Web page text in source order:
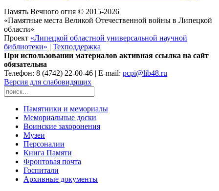
Память Вечного огня © 2015-2026
«Памятные места Великой Отечественной войны в Липецкой
области»
Проект «Липецкой областной универсальной научной
библиотеки»
Техподдержка
При использовании материалов активная ссылка на сайт
обязательна
Телефон: 8 (4742) 22-00-46 | E-mail: pcpi@lib48.ru
Версия для слабовидящих
Памятники и мемориалы
Мемориальные доски
Воинские захоронения
Музеи
Персоналии
Книга Памяти
Фронтовая почта
Госпитали
Архивные документы